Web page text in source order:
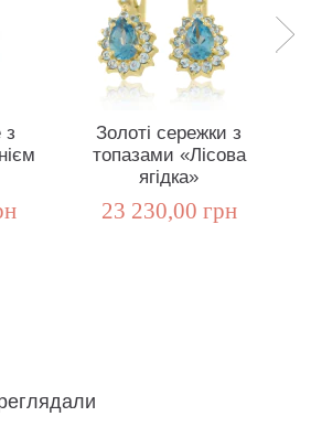
з
Золоті сережки з
топазами «Лісова
ягідка»
23 230,00 грн